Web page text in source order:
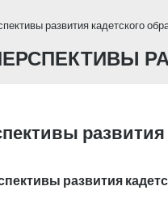
развития кадетского
развития
развития